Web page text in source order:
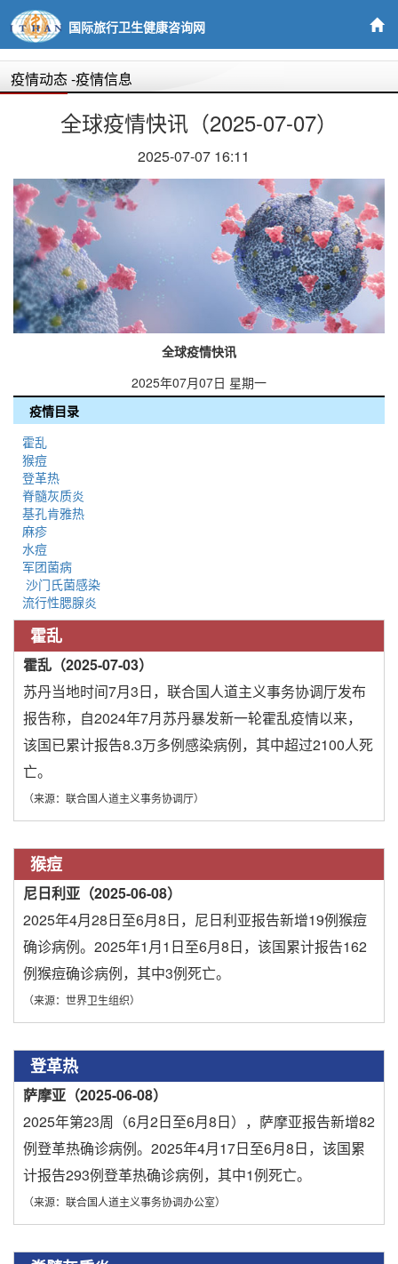
国际旅行卫生健康咨询网
疫情动态-疫情信息
全球疫情快讯（2025-07-07）
2025-07-07 16:11
全球疫情快讯
2025年07月07日 星期一
疫情目录
霍乱
猴痘
登革热
脊髓灰质炎
基孔肯雅热
麻疹
水痘
军团菌病
沙门氏菌感染
流行性腮腺炎
霍乱
霍乱（2025-07-03）
苏丹当地时间7月3日，联合国人道主义事务协调厅发布
报告称，自2024年7月苏丹暴发新一轮霍乱疫情以来，
该国已累计报告8.3万多例感染病例，其中超过2100人死
亡。
（来源：联合国人道主义事务协调厅）
猴痘
尼日利亚（2025-06-08）
2025年4月28日至6月8日，尼日利亚报告新增19例猴痘
确诊病例。2025年1月1日至6月8日，该国累计报告162
例猴痘确诊病例，其中3例死亡。
（来源：世界卫生组织）
登革热
萨摩亚（2025-06-08）
2025年第23周（6月2日至6月8日），萨摩亚报告新增82
例登革热确诊病例。2025年4月17日至6月8日，该国累
计报告293例登革热确诊病例，其中1例死亡。
（来源：联合国人道主义事务协调办公室）